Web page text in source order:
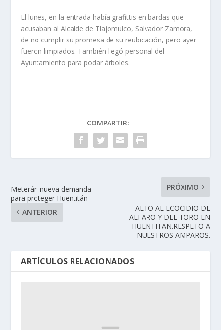
El lunes, en la entrada había grafittis en bardas que
acusaban al Alcalde de Tlajomulco, Salvador Zamora,
de no cumplir su promesa de su reubicación, pero ayer
fueron limpiados. También llegó personal del
Ayuntamiento para podar árboles.
COMPARTIR:
Meterán nueva demanda
para proteger Huentitán
ANTERIOR
PRÓXIMO
ALTO AL ECOCIDIO DE
ALFARO Y DEL TORO EN
HUENTITAN.RESPETO A
NUESTROS AMPAROS.
ARTÍCULOS RELACIONADOS